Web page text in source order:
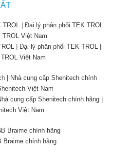
| Đại lý phân phối TEK TROL |
Việt Nam
cung cấp Shenitech chính hãng |
Việt Nam
Braime chính hãng